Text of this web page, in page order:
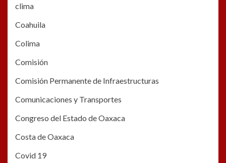
clima
Coahuila
Colima
Comisión
Comisión Permanente de Infraestructuras
Comunicaciones y Transportes
Congreso del Estado de Oaxaca
Costa de Oaxaca
Covid 19